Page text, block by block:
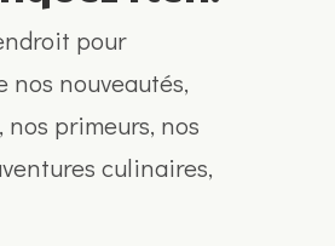
pour
nos nouveautés,
nos primeurs, nos
culinaires,